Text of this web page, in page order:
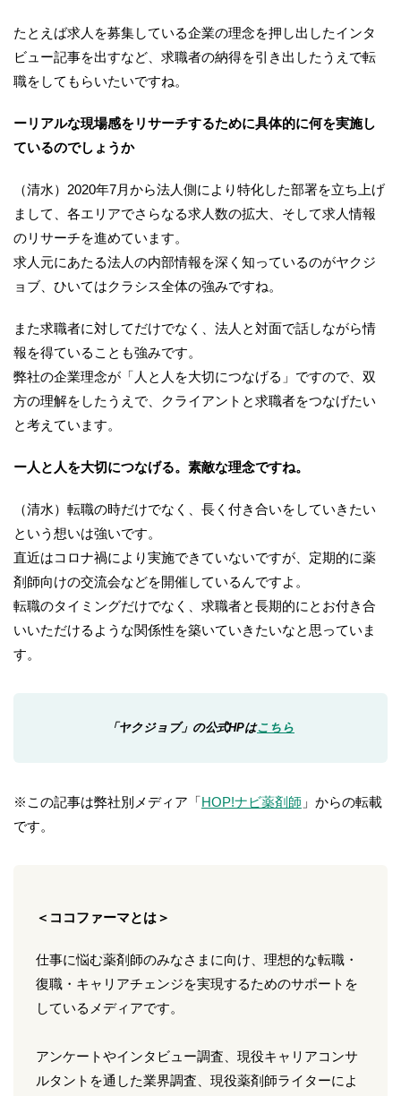
たとえば求人を募集している企業の理念を押し出したインタ
ビュー記事を出すなど、求職者の納得を引き出したうえで転
職をしてもらいたいですね。
ーリアルな現場感をリサーチするために具体的に何を実施し
ているのでしょうか
（清水）2020年7月から法人側により特化した部署を立ち上げ
まして、各エリアでさらなる求人数の拡大、そして求人情報
のリサーチを進めています。
求人元にあたる法人の内部情報を深く知っているのがヤクジ
ョブ、ひいてはクラシス全体の強みですね。
また求職者に対してだけでなく、法人と対面で話しながら情
報を得ていることも強みです。
弊社の企業理念が「人と人を大切につなげる」ですので、双
方の理解をしたうえで、クライアントと求職者をつなげたい
と考えています。
ー人と人を大切につなげる。素敵な理念ですね。
（清水）転職の時だけでなく、長く付き合いをしていきたい
という想いは強いです。
直近はコロナ禍により実施できていないですが、定期的に薬
剤師向けの交流会などを開催しているんですよ。
転職のタイミングだけでなく、求職者と長期的にとお付き合
いいただけるような関係性を築いていきたいなと思っていま
す。
「ヤクジョブ」の公式HPはこちら
※この記事は弊社別メディア「HOP!ナビ薬剤師 」からの転載
です。
＜ココファーマとは＞
仕事に悩む薬剤師のみなさまに向け、理想的な転職・
復職・キャリアチェンジを実現するためのサポートを
しているメディアです。
アンケートやインタビュー調査、現役キャリアコンサ
ルタントを通した業界調査、現役薬剤師ライターによ